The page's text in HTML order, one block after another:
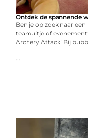
Ontdek de spannende
Ben je op zoek naar
teamuitje of
Archery Attack! Bij
...